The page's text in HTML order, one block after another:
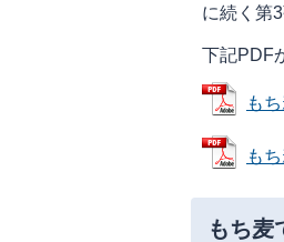
に続く第3
下記PDF
も
も
もち麦